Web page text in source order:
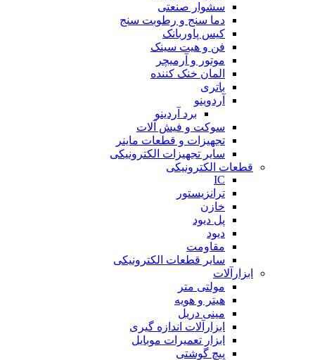
سشوار صنعتی
دما سنج و رطوبت سنج
کیس پاوربانک
فن و هیت سینک
موتور و آرمیچر
المان خنک کننده
باتری
آردوینو
برد آردینو
سوکت و فیش آلات
تجهیزات و قطعات ماینر
سایر تجهیزات الکترونیکی
قطعات الکترونیکی
IC
ترانزیستور
خازن
پل دیود
دیود
مقاومت
سایر قطعات الکترونیکی
ابزارآلات
مولتی متر
هیتر و هویه
مینی دریل
ابزارآلات اندازه گیری
ابزار تعمیرات موبایل
پیچ گوشتی